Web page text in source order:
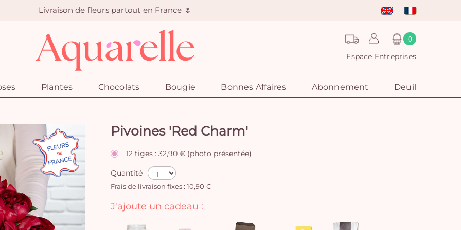
Livraison de fleurs partout en France 🌷
0
Espace Entreprises
Plantes Chocolats Bougie Bonnes Affaires Abonnement Deuil
Pivoines 'Red Charm'
12 tiges : 32,90 € (photo présentée)
Quantité
Frais de livraison fixes : 10,90 €
J'ajoute un cadeau :